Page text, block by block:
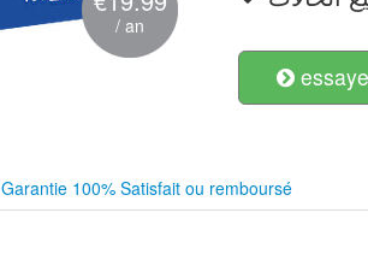
/ an
Garantie 100% Satisfait ou remboursé